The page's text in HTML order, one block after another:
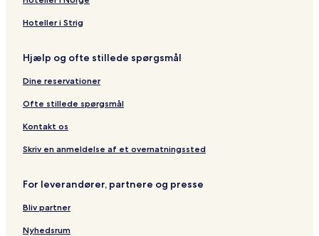
Hoteller i Strig
Hjælp og ofte stillede spørgsmål
Dine reservationer
Ofte stillede spørgsmål
Kontakt os
Skriv en anmeldelse af et overnatningssted
For leverandører, partnere og presse
Bliv partner
Nyhedsrum